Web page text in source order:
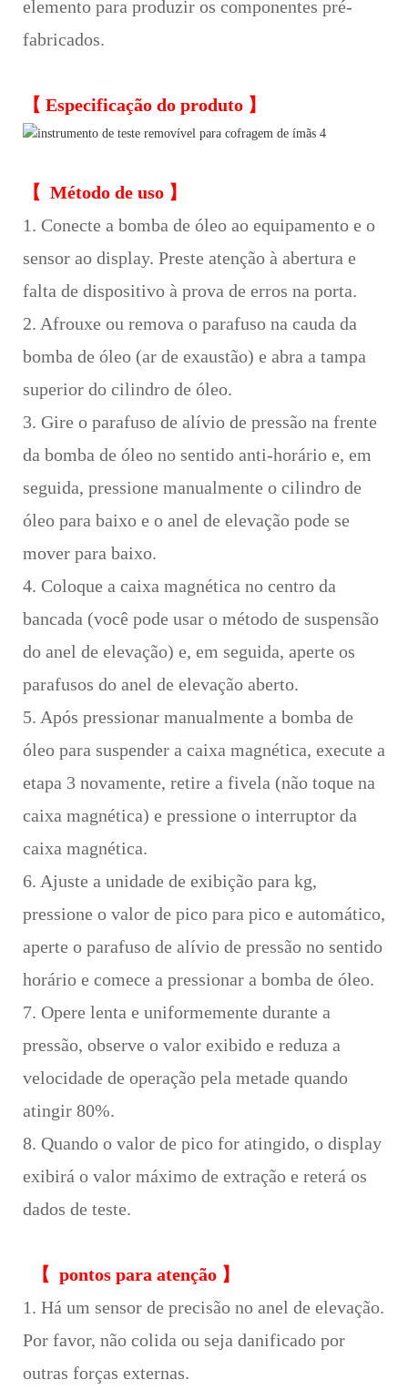
elemento para produzir os componentes pré-
fabricados.
【 Especificação do produto 】
【 Método de uso 】
1. Conecte a bomba de óleo ao equipamento e o
sensor ao display. Preste atenção à abertura e
falta de dispositivo à prova de erros na porta.
2. Afrouxe ou remova o parafuso na cauda da
bomba de óleo (ar de exaustão) e abra a tampa
superior do cilindro de óleo.
3. Gire o parafuso de alívio de pressão na frente
da bomba de óleo no sentido anti-horário e, em
seguida, pressione manualmente o cilindro de
óleo para baixo e o anel de elevação pode se
mover para baixo.
4. Coloque a caixa magnética no centro da
bancada (você pode usar o método de suspensão
do anel de elevação) e, em seguida, aperte os
parafusos do anel de elevação aberto.
5. Após pressionar manualmente a bomba de
óleo para suspender a caixa magnética, execute a
etapa 3 novamente, retire a fivela (não toque na
caixa magnética) e pressione o interruptor da
caixa magnética.
6. Ajuste a unidade de exibição para kg,
pressione o valor de pico para pico e automático,
aperte o parafuso de alívio de pressão no sentido
horário e comece a pressionar a bomba de óleo.
7. Opere lenta e uniformemente durante a
pressão, observe o valor exibido e reduza a
velocidade de operação pela metade quando
atingir 80%.
8. Quando o valor de pico for atingido, o display
exibirá o valor máximo de extração e reterá os
dados de teste.
【 pontos para atenção 】
1. Há um sensor de precisão no anel de elevação.
Por favor, não colida ou seja danificado por
outras forças externas.